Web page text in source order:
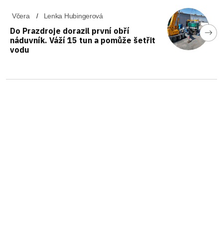
Včera Lenka Hubingerová
Do Prazdroje dorazil první obří
náduvník. Váží 15 tun a pomůže šetřit
vodu